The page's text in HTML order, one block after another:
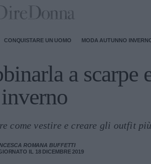
CONQUISTARE UN UOMO MODA AUTUNNO
a scarpe
inverno
come vestire e creare gli outfit
ROMANA BUFFETTI
IL 18 DICEMBRE 2019